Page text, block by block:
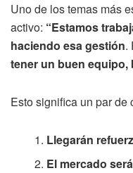
Uno de los temas más
activo: “Estamos
haciendo esa gestión.
tener un buen equipo,
Esto significa un par de
Llegarán
El mercado